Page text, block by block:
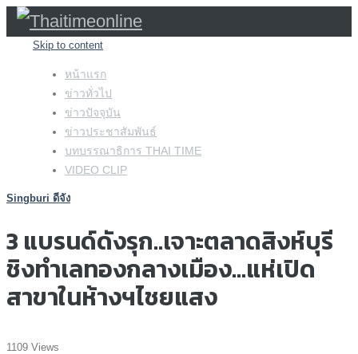
Skip to content
หน้าแรก
ข่าวทั่วไป
ข่าวปัจจุบัน
ข่าวประชาสัมพันธ์
บทบรรณาธิการ THAI TIME
VIDEO CLIP
Singburi ดีจัง
3 แบรนด์ดังรุก..เจาะตลาดสิงห์บุรี
ชิงทำเลทองกลางเมือง…แห่เปิด
สาขาในห้างฯไชยแสง
1109 Views